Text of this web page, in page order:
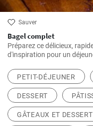
Sauver
Bagel complet
Préparez ce délicieux,
d'inspiration pour un
PETIT-DÉJEUNER
DESSERT
GÂTEAUX ET